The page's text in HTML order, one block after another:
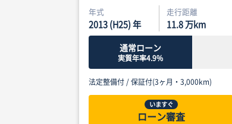
年式
2013 (H25) 年
走行距離
11.8万km
通常ローン
実質年率4.9%
法定整備付 /保証付(3ヶ月・3,000km)
いますぐ
ローン審査